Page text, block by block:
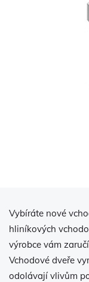
Vybíráte nové
hliníkových
výrobce vám
Vchodové dveře
odolávají vlivům